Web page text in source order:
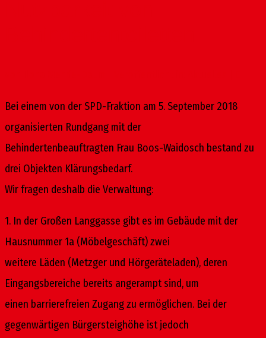
Bei einem von der SPD-Fraktion am 5. September 2018
organisierten Rundgang mit der
Behindertenbeauftragten Frau Boos-Waidosch bestand zu
drei Objekten Klärungsbedarf.
Wir fragen deshalb die Verwaltung:
1. In der Großen Langgasse gibt es im Gebäude mit der
Hausnummer 1a (Möbelgeschäft) zwei
weitere Läden (Metzger und Hörgeräteladen), deren
Eingangsbereiche bereits angerampt sind, um
einen barrierefreien Zugang zu ermöglichen. Bei der
gegenwärtigen Bürgersteighöhe ist jedoch